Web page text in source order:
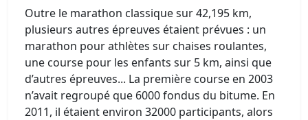
Outre le marathon classique sur 42,195 km,
plusieurs autres épreuves étaient prévues : un
marathon pour athlètes sur chaises roulantes,
une course pour les enfants sur 5 km, ainsi que
d’autres épreuves... La première course en 2003
n’avait regroupé que 6000 fondus du bitume. En
2011, il étaient environ 32000 participants, alors